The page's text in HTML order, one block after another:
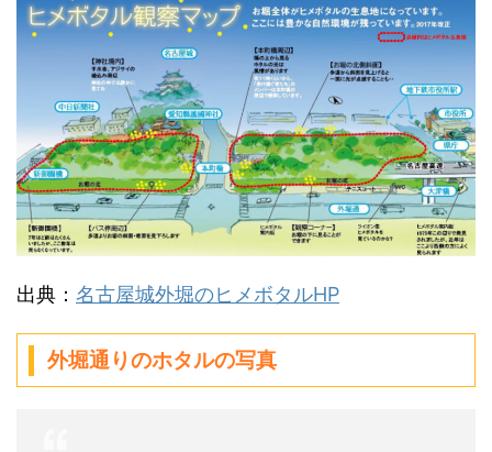
出典： 名古屋城外堀のヒメボタルHP
外堀通りのホタルの写真